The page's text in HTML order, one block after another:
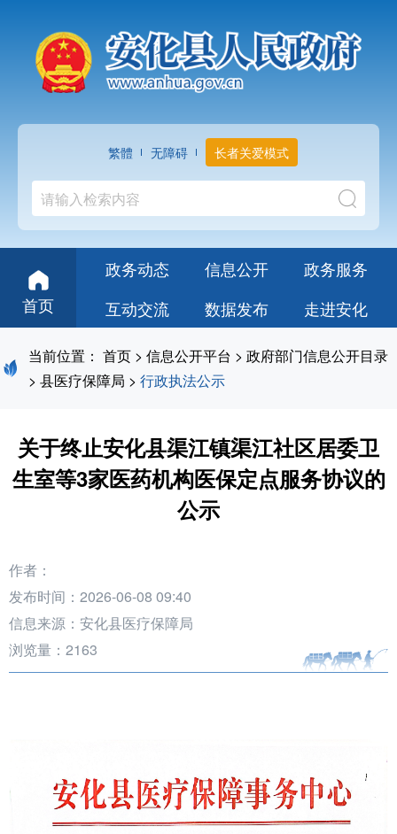
繁體 无障碍 长者关爱模式
首页
政务动态 信息公开
政务服务
互动交流
数据发布 走进安化
当前位置： 首页 > 信息公开平台 > 政府部门信息公开目录
> 县医疗保障局 > 行政执法公示
关于终止安化县渠江镇渠江社区居委卫
生室等3家医药机构医保定点服务协议的
公示
作者：
发布时间：2026-06-08 09:40
信息来源：安化县医疗保障局
浏览量： 2163